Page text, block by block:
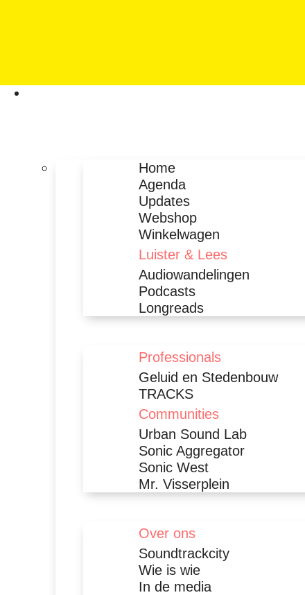
Home
Agenda
Updates
Webshop
Winkelwagen
Luister & Lees
Audiowandelingen
Podcasts
Longreads
Professionals
Geluid en Stedenbouw
TRACKS
Communities
Urban Sound Lab
Sonic Aggregator
Sonic West
Mr. Visserplein
Over ons
Soundtrackcity
Wie is wie
In de media